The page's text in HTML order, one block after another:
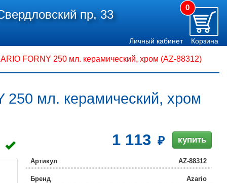
пр, 33
0
Личный кабинет Корзина
FORNY 250 мл. керамический, хром (AZ-88312)
250 мл. керамический, хром
1 113 купить
Артикул AZ-88312
Бренд Azario